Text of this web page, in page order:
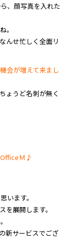
、顔写真を入れた
。
んせ忙しく全面リ
会が増えて来まし
ょうど名刺が無く
OfficeＭ♪
います。
を展開します。
新サービスでござ